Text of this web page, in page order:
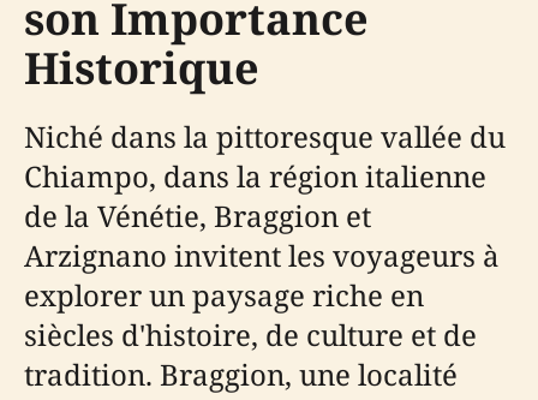
son Importance
Historique
Niché dans la pittoresque vallée du
Chiampo, dans la région italienne
de la Vénétie, Braggion et
Arzignano invitent les voyageurs à
explorer un paysage riche en
siècles d'histoire, de culture et de
tradition. Braggion, une localité